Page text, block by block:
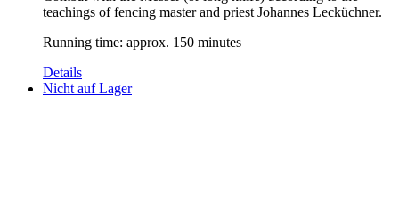
teachings of fencing master and priest Johannes Lecküchner.
Running time: approx. 150 minutes
Details
Nicht auf Lager